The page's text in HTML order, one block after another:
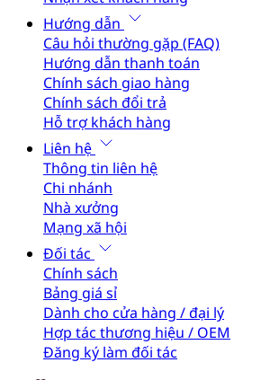
Hướng dẫn
Câu hỏi thường gặp (FAQ)
Hướng dẫn thanh toán
Chính sách giao hàng
Chính sách đổi trả
Hỗ trợ khách hàng
Liên hệ
Thông tin liên hệ
Chi nhánh
Nhà xưởng
Mạng xã hội
Đối tác
Chính sách
Bảng giá sỉ
Dành cho cửa hàng / đại lý
Hợp tác thương hiệu / OEM
Đăng ký làm đối tác